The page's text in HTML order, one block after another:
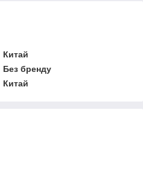
Китай
Без бренду
Китай